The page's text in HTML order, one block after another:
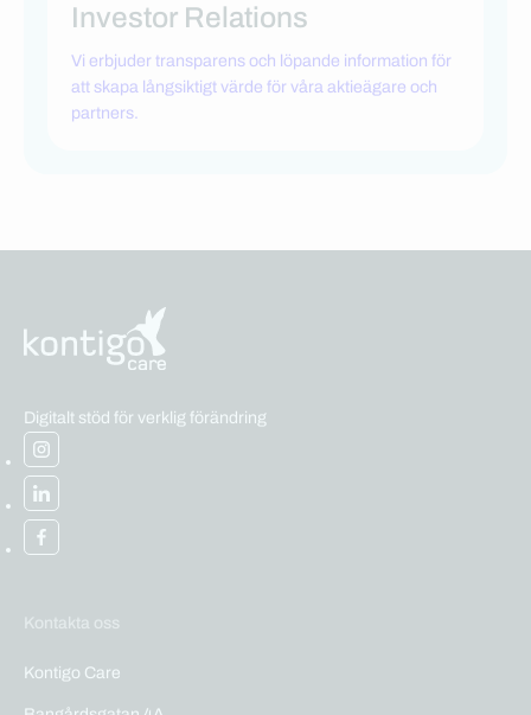
Investor Relations
Vi erbjuder transparens och löpande information för
att skapa långsiktigt värde för våra aktieägare och
partners.
Digitalt stöd för verklig förändring
Kontakta oss
Kontigo Care